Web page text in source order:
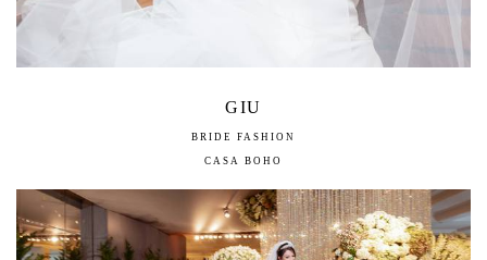
GIU
BRIDE FASHION
CASA BOHO